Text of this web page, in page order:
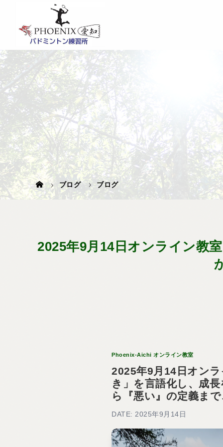
ブログ ブログ
2025年9月14日オンライン教
Phoenix-Aichi オンライン教室
2025年9月14日オン
き」を言語化し、成
ら『悪い』の定義ま
DATE: 2025年9月14日